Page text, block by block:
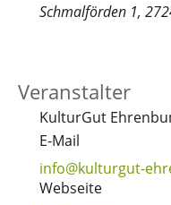
Schmalförden 1,
Veranstalter
KulturGut
E-Mail
info@kulturgut-
Webseite